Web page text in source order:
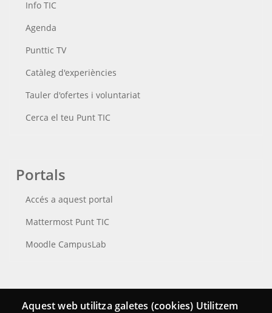
Info TIC
Agenda
Punttic TV
Catàleg d'experiències
Tauler d'ofertes i voluntariat
Cerca el teu Punt TIC
Portals
Accés a aquest portal
Mattermost Punt TIC
Moodle CampusLab
Connecta
Aquest web utilitza galetes (cookies) Utilitzem